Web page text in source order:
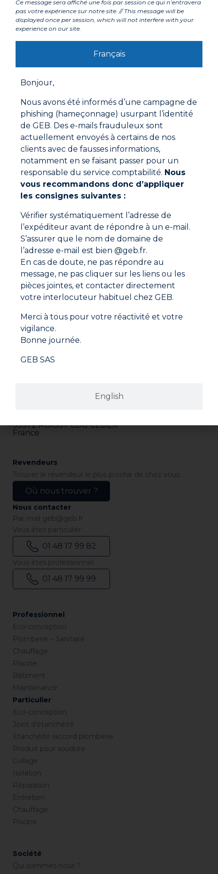
Labels et agréments
Mode d'emploi
• Dégraisser avec un solvant (de type alcool par
exemple) puis sécher les deux parties à assembler.
Raccords filetés:
• Enduire sans excès la partie mâle en lissant dans le
sens des filets, enduire légèrement la partie femelle.
Assembler et serrer normalement (environ 30 N.m).
Joints de bride:
• Enduire les brides et serrer. Un joint papier enduit sur
les deux faces peut également être utilisé si le jeu est
trop important.
• Si une plus grande fluidité est nécessaire, il suffit
d’ajouter un peu d’eau et de mélanger.
• Le produit frais se nettoie à l’eau tiède.
Documentations à télécharger
Fiche technique
Fiche de données de sécurité
95972 ROISSY CDG CEDEX
France
Professionnel
Eco-conception
Plomberie – Sanitaire
Chauffage
Piscine
Bâtiment
Maintenance
Particulier
Eco-conception
Joint d’étanchéité
Etanchéité raccord plomberie
Produit pour soudure
Collage
Isolation
Réparation
Entretien
Chauffage
Piscine
Société
Qui sommes nous ?
Revendeurs
Trouver le revendeur le plus proche de chez vous.
Où nous trouver ?
Nous contacter
Par mail geb@geb.fr
Vous êtes particulier
01 48 17 99 82
Vous êtes professionnel
01 48 17 99 99
Ce message sera affiché une fois par session ce qui n’entravera
pas votre expérience sur notre site. // This message will be
displayed once per session, which will not interfere with your
experience on our site.
Français
English
Bonjour,
Nous avons été informés d’une campagne de
phishing (hameçonnage) usurpant l’identité
de GEB. Des e-mails frauduleux sont
actuellement envoyés à certains de nos
clients avec de fausses informations,
notamment en se faisant passer pour un
responsable du service comptabilité. Nous
vous recommandons donc d’appliquer
les consignes suivantes :
Vérifier systématiquement l’adresse de
l’expéditeur avant de répondre à un e-mail.
S’assurer que le nom de domaine de
l’adresse e-mail est bien @geb.fr.
En cas de doute, ne pas répondre au
message, ne pas cliquer sur les liens ou les
pièces jointes, et contacter directement
votre interlocuteur habituel chez GEB.
Merci à tous pour votre réactivité et votre
vigilance.
Bonne journée.
GEB SAS